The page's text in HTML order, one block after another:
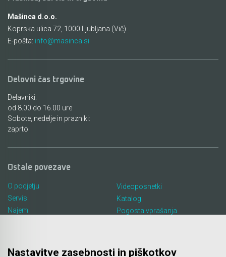
Mašinca d.o.o.
Koprska ulica 72, 1000 Ljubljana (Vič)
E-pošta: info@masinca.si
Delovni čas trgovine
Delavniki:
od 8.00 do 16.00 ure
Sobote, nedelje in prazniki:
zaprto
Ostale povezave
O podjetju
Servis
Najem
Videoposnetki
Katalogi
Pogosta vprašanja
Nastavitve zasebnosti in piškotkov